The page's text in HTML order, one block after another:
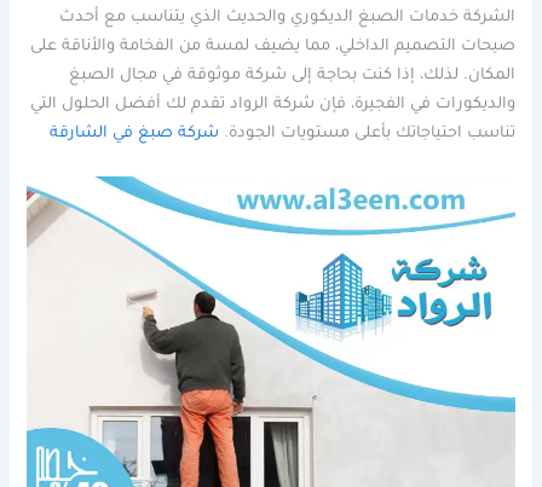
الشركة خدمات الصبغ الديكوري والحديث الذي يتناسب مع أحدث
صيحات التصميم الداخلي، مما يضيف لمسة من الفخامة والأناقة على
المكان. لذلك، إذا كنت بحاجة إلى شركة موثوقة في مجال الصبغ
والديكورات في الفجيرة، فإن شركة الرواد تقدم لك أفضل الحلول التي
تناسب احتياجاتك بأعلى مستويات الجودة. شركة صبغ في الشارقة